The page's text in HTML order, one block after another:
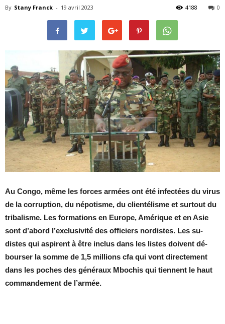
By Stany Franck - 19 avril 2023 0
4188
Au Congo, même les forces ar­mées ont été in­fec­tées du vi­rus
de la cor­rup­tion, du né­po­tisme, du clien­té­lisme et sur­tout du
tri­ba­lisme. Les for­ma­tions en Eu­rope, Amé­rique et en Asie
sont d’abord l’ex­clu­si­vité des of­fi­ciers nor­distes. Les su­
distes qui as­pirent à être in­clus dans les listes doivent dé­
bour­ser la somme de 1,5 mil­lions cfa qui vont di­rec­te­ment
dans les poches des gé­né­raux Mbo­chis qui tiennent le haut
com­man­de­ment de l’ar­mée.